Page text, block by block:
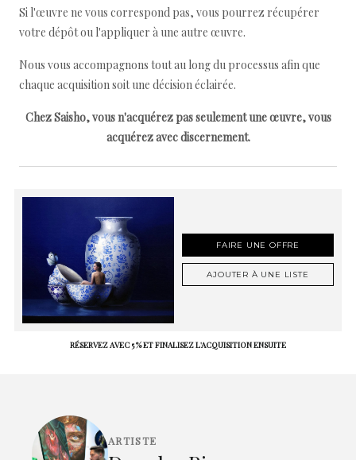
Si l'œuvre ne vous correspond pas, vous pourrez récupérer
votre dépôt ou l'appliquer à une autre œuvre.
Nous vous accompagnons tout au long du processus afin que
chaque acquisition soit une décision éclairée.
Chez Saisho, vous n'acquérez pas seulement une œuvre, vous
acquérez avec discernement.
FAIRE UNE OFFRE
AJOUTER À UNE LISTE
RÉSERVEZ AVEC 5 % ET FINALISEZ L'ACQUISITION ENSUITE
ARTISTE